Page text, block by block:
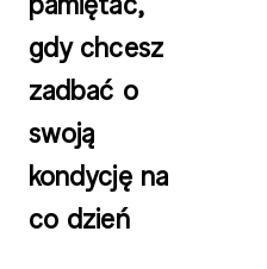
gdy chcesz
zadbać o
swoją
kondycję na
co dzień